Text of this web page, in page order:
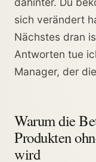
sich verändert
Nächstes dran
Antworten tue
Manager, der
Warum die
Produkten
wird